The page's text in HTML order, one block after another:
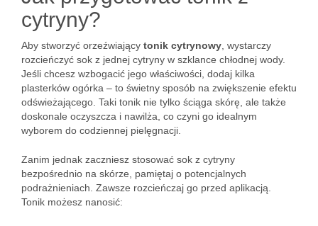
cytryny?
Aby stworzyć orzeźwiający tonik cytrynowy , wystarczy
rozcieńczyć sok z jednej cytryny w szklance chłodnej wody.
Jeśli chcesz wzbogacić jego właściwości, dodaj kilka
plasterków ogórka – to świetny sposób na zwiększenie efektu
odświeżającego. Taki tonik nie tylko ściąga skórę, ale także
doskonale oczyszcza i nawilża, co czyni go idealnym
wyborem do codziennej pielęgnacji.
Zanim jednak zaczniesz stosować sok z cytryny
bezpośrednio na skórze, pamiętaj o potencjalnych
podrażnieniach. Zawsze rozcieńczaj go przed aplikacją.
Tonik możesz nanosić: